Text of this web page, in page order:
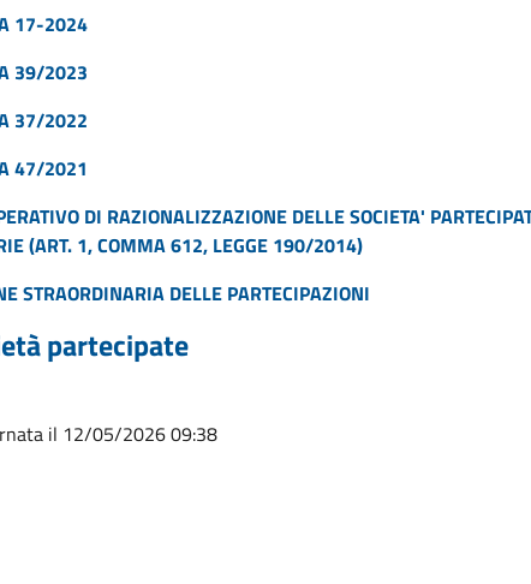
17-2024
39/2023
37/2022
47/2021
DI RAZIONALIZZAZIONE DELLE SOCIETA'
(ART. 1, COMMA 612, LEGGE 190/2014)
STRAORDINARIA DELLE PARTECIPAZIONI
partecipate
il 12/05/2026 09:38